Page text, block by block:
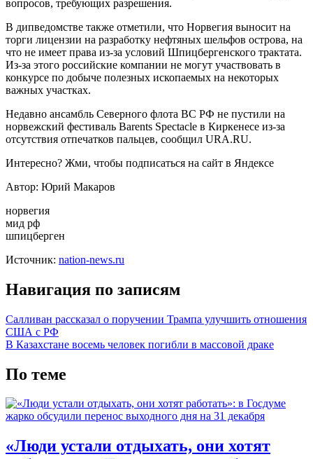
вопросов, требующих разрешения.
В дипведомстве также отметили, что Норвегия выносит на
торги лицензии на разработку нефтяных шельфов острова, на
что не имеет права из-за условий Шпицбергенского трактата.
Из-за этого российские компании не могут участвовать в
конкурсе по добыче полезных ископаемых на некоторых
важных участках.
Недавно ансамбль Северного флота ВС РФ не пустили на
норвежский фестиваль Barents Spectacle в Киркенесе из-за
отсутствия отпечатков пальцев, сообщил URA.RU.
Интересно? Жми, чтобы подписаться на сайт в Яндексе
Автор: Юрий Макаров
норвегия
мид рф
шпицберген
Источник: nation-news.ru
Навигация по записям
Салливан рассказал о поручении Трампа улучшить отношения
США с РФ
В Казахстане восемь человек погибли в массовой драке
По теме
«Люди устали отдыхать, они хотят